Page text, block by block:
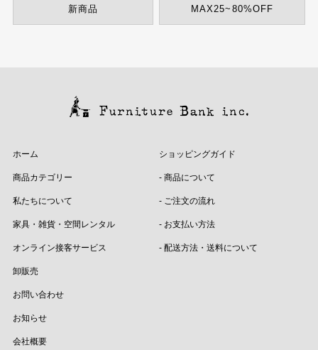
新商品 MAX25~80%OFF
ホーム
商品カテゴリー
私たちについて
家具・雑貨・空間レンタル
オンライン接客サービス
卸販売
ショッピングガイド
- 商品について
- ご注文の流れ
- お支払い方法
- 配送方法・送料について
お問い合わせ
お知らせ
会社概要